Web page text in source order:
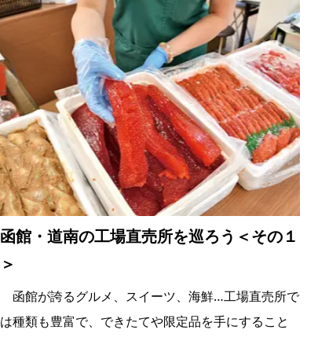
函館・道南の工場直売所を巡ろう＜その１
＞
函館が誇るグルメ、スイーツ、海鮮…工場直売所で
は種類も豊富で、できたてや限定品を手にすること